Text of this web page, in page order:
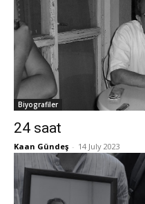
Biyografiler
24 saat
Kaan Gündeş - 14 July 2023